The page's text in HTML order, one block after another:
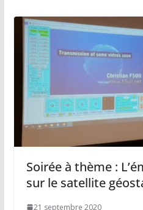
Soirée à thème :
sur le satellite
21 septembre 2020